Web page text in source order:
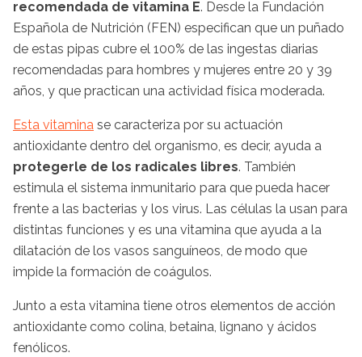
recomendada de vitamina E. Desde la Fundación
Española de Nutrición (FEN) especifican que un puñado
de estas pipas cubre el 100% de las ingestas diarias
recomendadas para hombres y mujeres entre 20 y 39
años, y que practican una actividad física moderada.
Esta vitamina se caracteriza por su actuación
antioxidante dentro del organismo, es decir, ayuda a
protegerle de los radicales libres. También
estimula el sistema inmunitario para que pueda hacer
frente a las bacterias y los virus. Las células la usan para
distintas funciones y es una vitamina que ayuda a la
dilatación de los vasos sanguíneos, de modo que
impide la formación de coágulos.
Junto a esta vitamina tiene otros elementos de acción
antioxidante como colina, betaina, lignano y ácidos
fenólicos.